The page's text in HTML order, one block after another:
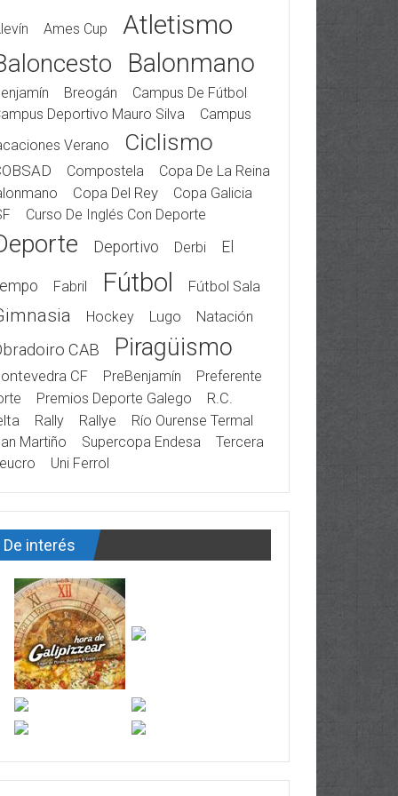
Ames Cup Atletismo
Balonmano
Breogán
Campus De Fútbol
Deportivo Mauro Silva
Campus
Verano
Ciclismo
Compostela
Copa De La Reina
Copa Del Rey
Copa Galicia
Curso De Inglés Con Deporte
Deportivo Derbi El
Fabril Fútbol Fútbol Sala
Hockey Lugo Natación
CAB Piragüismo
CF PreBenjamín
Preferente
Premios Deporte Galego
R.C.
Rally Rallye
Río Ourense Termal
Martiño
Supercopa Endesa
Tercera
Uni Ferrol
De interés